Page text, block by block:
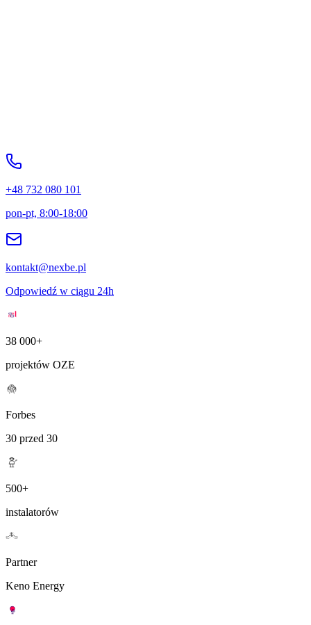
+48 732 080 101
pon-pt, 8:00-18:00
kontakt@nexbe.pl
Odpowiedź w ciągu 24h
38 000+
projektów OZE
Forbes
30 przed 30
500+
instalatorów
Partner
Keno Energy